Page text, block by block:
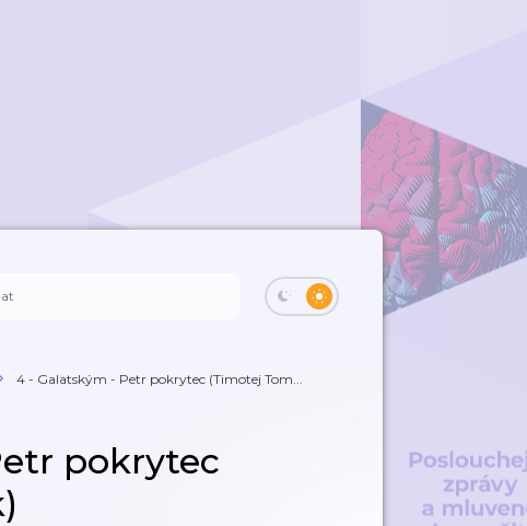
4 - Galatským - Petr pokrytec (Timotej Tom...
pokrytec